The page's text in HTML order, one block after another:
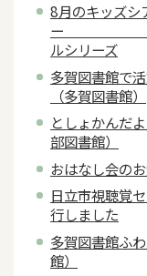
8月のキッズシ
ー 科
ルシリーズ
多賀図書館で
（多賀図書館）
としょかんだ
部図書館）
おはなし会の
日立市視聴覚
行しました
多賀図書館ふ
館）